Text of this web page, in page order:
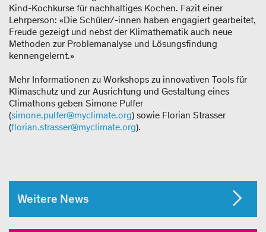
Kind-Kochkurse für nachhaltiges Kochen. Fazit einer
Lehrperson: «Die Schüler/-innen haben engagiert gearbeitet,
Freude gezeigt und nebst der Klimathematik auch neue
Methoden zur Problemanalyse und Lösungsfindung
kennengelernt.»
Mehr Informationen zu Workshops zu innovativen Tools für
Klimaschutz und zur Ausrichtung und Gestaltung eines
Climathons geben Simone Pulfer
(simone.pulfer@myclimate.org) sowie Florian Strasser
(florian.strasser@myclimate.org).
Weitere News